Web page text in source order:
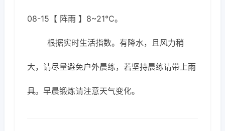
08-15【 阵雨 】8~21℃。
根据实时生活指数。有降水，且风力稍
大，请尽量避免户外晨练，若坚持晨练请带上雨
具。早晨锻炼请注意天气变化。